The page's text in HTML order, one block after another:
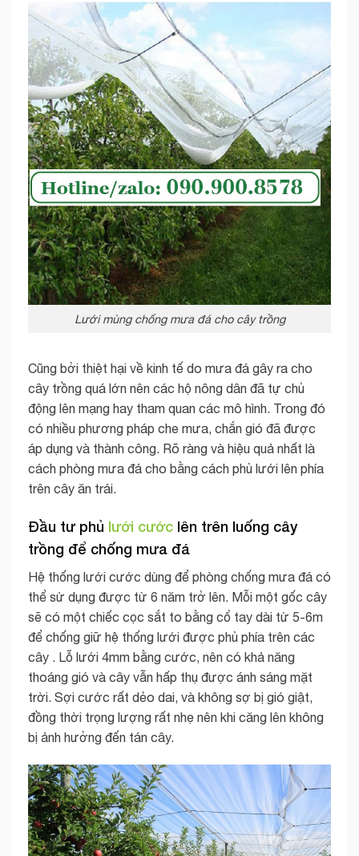
Lưới mùng chống mưa đá cho cây trồng
Cũng bởi thiệt hại về kinh tế do mưa đá gây ra cho
cây trồng quá lớn nên các hộ nông dân đã tự chủ
động lên mạng hay tham quan các mô hình. Trong đó
có nhiều phương pháp che mưa, chắn gió đã được
áp dụng và thành công. Rõ ràng và hiệu quả nhất là
cách phòng mưa đá cho bằng cách phủ lưới lên phía
trên cây ăn trái.
Đầu tư phủ lưới cước lên trên luống cây
trồng để chống mưa đá
Hệ thống lưới cước dùng để phòng chống mưa đá có
thể sử dụng được từ 6 năm trở lên. Mỗi một gốc cây
sẽ có một chiếc cọc sắt to bằng cổ tay dài từ 5-6m
để chống giữ hệ thống lưới được phủ phía trên các
cây . Lỗ lưới 4mm bằng cước, nên có khả năng
thoáng gió và cây vẫn hấp thụ được ánh sáng mặt
trời. Sợi cước rất dẻo dai, và không sợ bị gió giật,
đồng thời trọng lượng rất nhẹ nên khi căng lên không
bị ảnh hưởng đến tán cây.